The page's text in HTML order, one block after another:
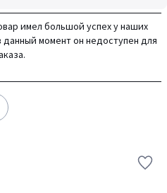
имел большой успех у наших
момент он недоступен для